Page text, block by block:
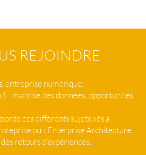
REJOINDRE
entreprise numérique,
maîtrise des données, opportunités
ces différents sujets liés à
ou « Enterprise Architecture
des retours d’expériences.